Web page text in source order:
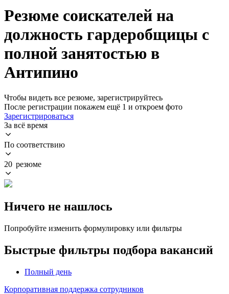
Резюме соискателей на
должность гардеробщицы с
полной занятостью в
Антипино
Чтобы видеть все резюме, зарегистрируйтесь
После регистрации покажем ещё 1 и откроем фото
Зарегистрироваться
За всё время
По соответствию
20 резюме
Ничего не нашлось
Попробуйте изменить формулировку или фильтры
Быстрые фильтры подбора вакансий
Полный день
Корпоративная поддержка сотрудников